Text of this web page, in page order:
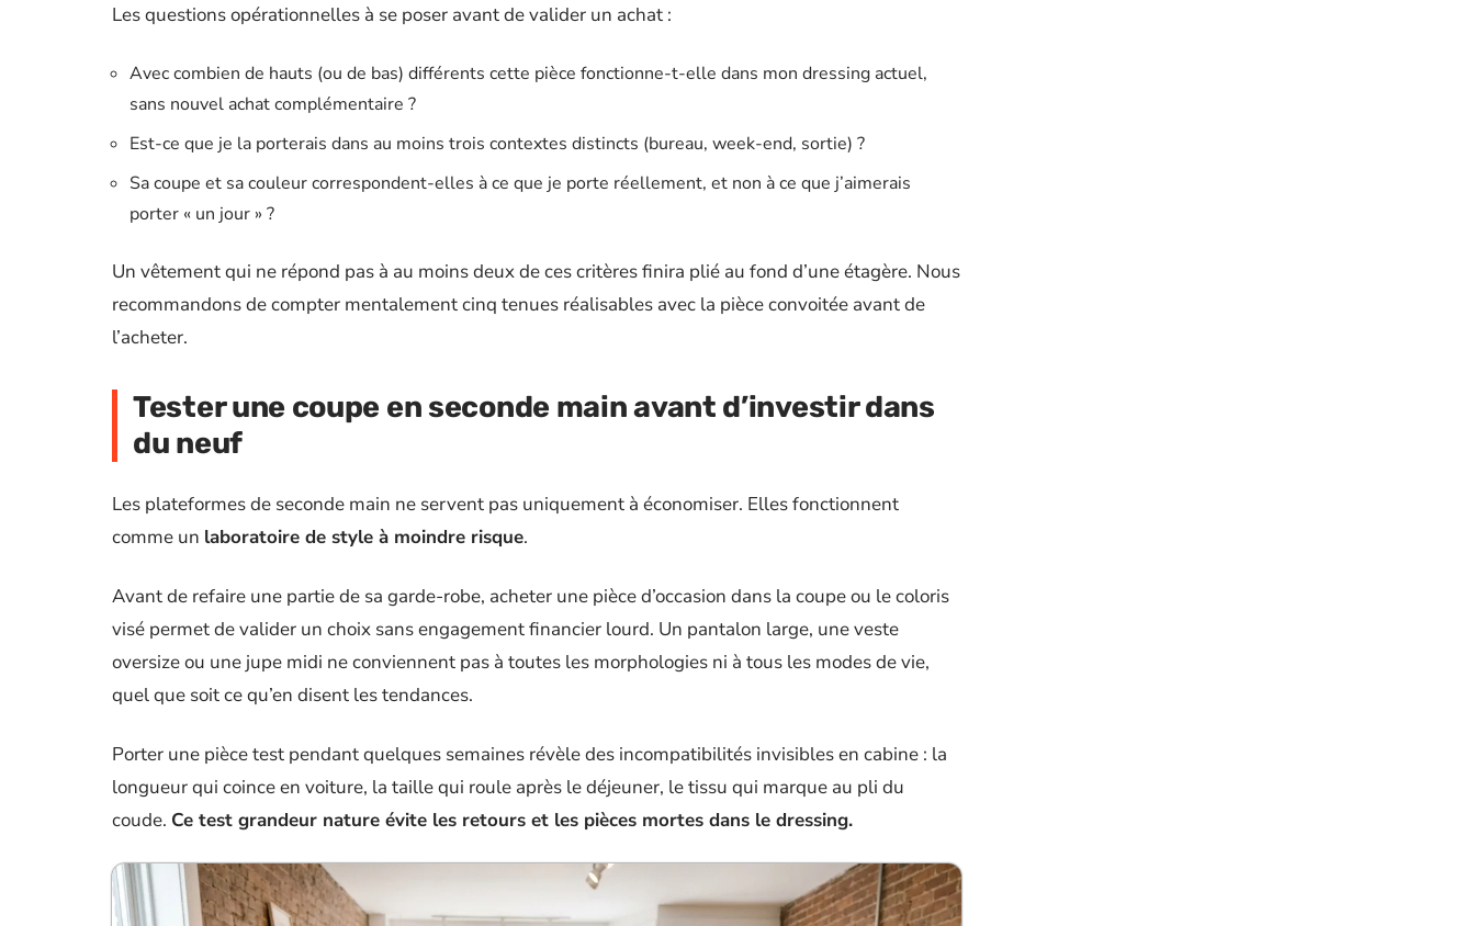
Les questions opérationnelles à se poser avant de valider un achat :
Avec combien de hauts (ou de bas) différents cette pièce fonctionne-t-elle dans mon dressing actuel,
sans nouvel achat complémentaire ?
Est-ce que je la porterais dans au moins trois contextes distincts (bureau, week-end, sortie) ?
Sa coupe et sa couleur correspondent-elles à ce que je porte réellement, et non à ce que j’aimerais
porter « un jour » ?
Un vêtement qui ne répond pas à au moins deux de ces critères finira plié au fond d’une étagère. Nous
recommandons de compter mentalement cinq tenues réalisables avec la pièce convoitée avant de
l’acheter.
Tester une coupe en seconde main avant d’investir dans
du neuf
Les plateformes de seconde main ne servent pas uniquement à économiser. Elles fonctionnent
comme un laboratoire de style à moindre risque.
Avant de refaire une partie de sa garde-robe, acheter une pièce d’occasion dans la coupe ou le coloris
visé permet de valider un choix sans engagement financier lourd. Un pantalon large, une veste
oversize ou une jupe midi ne conviennent pas à toutes les morphologies ni à tous les modes de vie,
quel que soit ce qu’en disent les tendances.
Porter une pièce test pendant quelques semaines révèle des incompatibilités invisibles en cabine : la
longueur qui coince en voiture, la taille qui roule après le déjeuner, le tissu qui marque au pli du
coude. Ce test grandeur nature évite les retours et les pièces mortes dans le dressing.